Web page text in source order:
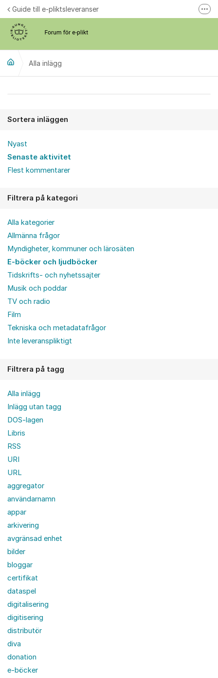
Hoppa till innehåll
Guide till e-pliktsleveranser
Alla inlägg
Sortera inläggen
Nyast
Senaste aktivitet
Flest kommentarer
Filtrera på kategori
Alla kategorier
Allmänna frågor
Myndigheter, kommuner och lärosäten
E-böcker och ljudböcker
Tidskrifts- och nyhetssajter
Musik och poddar
TV och radio
Film
Tekniska och metadatafrågor
Inte leveranspliktigt
Filtrera på tagg
Alla inlägg
Inlägg utan tagg
DOS-lagen
Libris
RSS
URI
URL
aggregator
användarnamn
appar
arkivering
avgränsad enhet
bilder
bloggar
certifikat
dataspel
digitalisering
digitisering
distributör
diva
donation
e-böcker